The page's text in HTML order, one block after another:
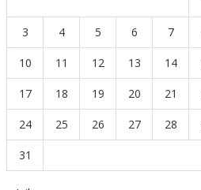
3 4 5 6 7
10 11 12 13 14
17 18 19 20 21
24 25 26 27 28
31